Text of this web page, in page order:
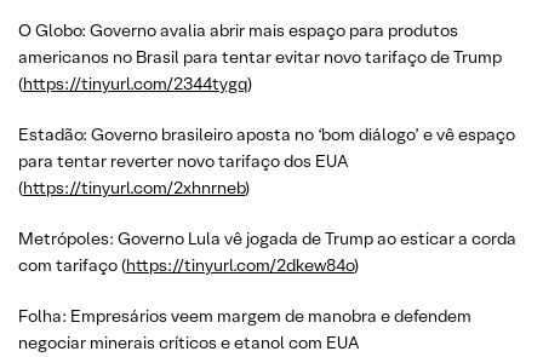
O Globo: Governo avalia abrir mais espaço para produtos
americanos no Brasil para tentar evitar novo tarifaço de Trump
(https://tinyurl.com/2344tygq)
Estadão: Governo brasileiro aposta no ‘bom diálogo’ e vê espaço
para tentar reverter novo tarifaço dos EUA
(https://tinyurl.com/2xhnrneb)
Metrópoles: Governo Lula vê jogada de Trump ao esticar a corda
com tarifaço (https://tinyurl.com/2dkew84o)
Folha: Empresários veem margem de manobra e defendem
negociar minerais críticos e etanol com EUA